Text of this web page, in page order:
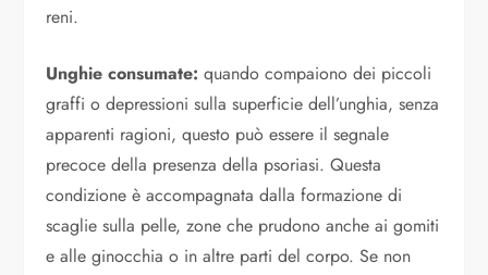
reni.
Unghie consumate: quando compaiono dei piccoli
graffi o depressioni sulla superficie dell’unghia, senza
apparenti ragioni, questo può essere il segnale
precoce della presenza della psoriasi. Questa
condizione è accompagnata dalla formazione di
scaglie sulla pelle, zone che prudono anche ai gomiti
e alle ginocchia o in altre parti del corpo. Se non